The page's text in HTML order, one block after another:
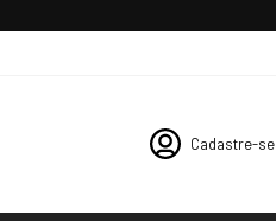
Cadastre-se